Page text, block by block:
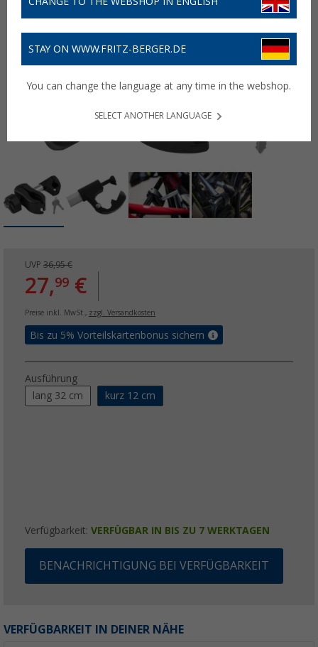
UVP 36,95 €
27,99 €
Preise inkl. MwSt., zzgl. Versandkosten
Bis zu 5% Vorteilskartenbonus sichern
Ausführung
lang 32 cm
kurz 12 cm
Verfügbarkeit: VERFÜGBAR IN BIS ZU 7 WERKTAGEN
BENACHRICHTIGUNG BEI VERFÜGBARKEIT
VERFÜGBARKEIT IN DEINER NÄHE
STAY ON WWW.FRITZ-BERGER.DE
You can change the language at any time in the webshop.
SELECT ANOTHER LANGUAGE